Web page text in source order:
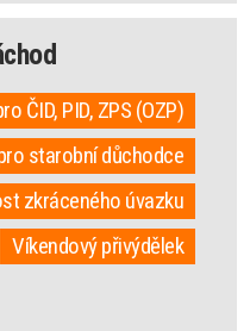
ČID, PID, ZPS (OZP)
starobní důchodce
zkráceného úvazku
Víkendový přivýdělek